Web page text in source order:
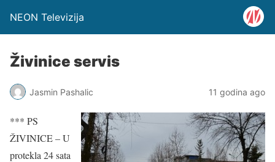
NEON Televizija
Živinice servis
Jasmin Pashalic 11 godina ago
*** PS
ŽIVINICE – U
protekla 24 sata